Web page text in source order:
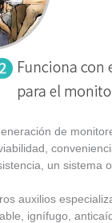
de
un
auxilios
ignífugo,